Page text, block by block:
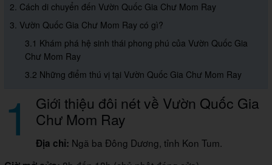
2. Cách di chuyển đến Vườn Quốc Gia Chư Mom Ray
3. Vườn Quốc Gia Chư Mom Ray có gì?
3.1 Khám phá hệ sinh thái phong phú của Vườn Quốc Gia
Chư Mom Ray
3.2 Những điểm thú vị tại Vườn Quốc Gia Chư Mom Ray
1 Giới thiệu đôi nét về Vườn Quốc Gia
Chư Mom Ray
Địa chỉ: Ngã ba Đông Dương, tỉnh Kon Tum.